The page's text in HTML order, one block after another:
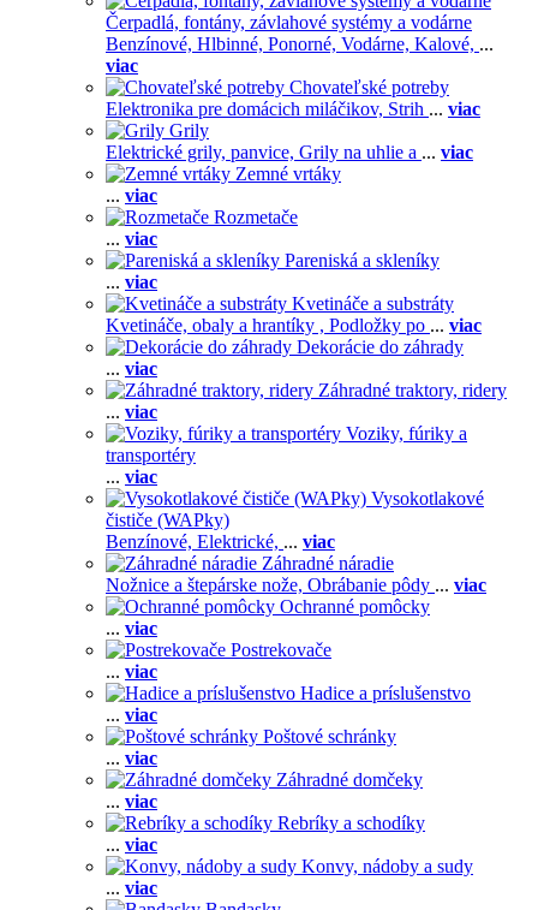
Čerpadlá, fontány, závlahové systémy a vodárne
Benzínové, Hlbinné, Ponorné, Vodárne, Kalové, ...
viac
Chovateľské potreby
Elektronika pre domácich miláčikov, Strih ... viac
Grily
Elektrické grily, panvice, Grily na uhlie a ... viac
Zemné vrtáky
... viac
Rozmetače
... viac
Pareniská a skleníky
... viac
Kvetináče a substráty
Kvetináče, obaly a hrantíky , Podložky po ... viac
Dekorácie do záhrady
... viac
Záhradné traktory, ridery
... viac
Voziky, fúriky a
transportéry
... viac
Vysokotlakové
čističe (WAPky)
Benzínové, Elektrické, ... viac
Záhradné náradie
Nožnice a štepárske nože, Obrábanie pôdy ... viac
Ochranné pomôcky
... viac
Postrekovače
... viac
Hadice a príslušenstvo
... viac
Poštové schránky
... viac
Záhradné domčeky
... viac
Rebríky a schodíky
... viac
Konvy, nádoby a sudy
... viac